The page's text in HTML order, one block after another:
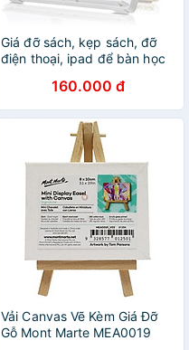
Giá đỡ sách, kẹp sách, đỡ
điện thoại, ipad để bàn học
gù lưng - Thiết kế thông
minh tiện dụng dành cho bé
- Màu xanh / màu hồng -
160.000 đ
Vải Canvas Vẽ Kèm Giá Đỡ
Gỗ Mont Marte MEA0019